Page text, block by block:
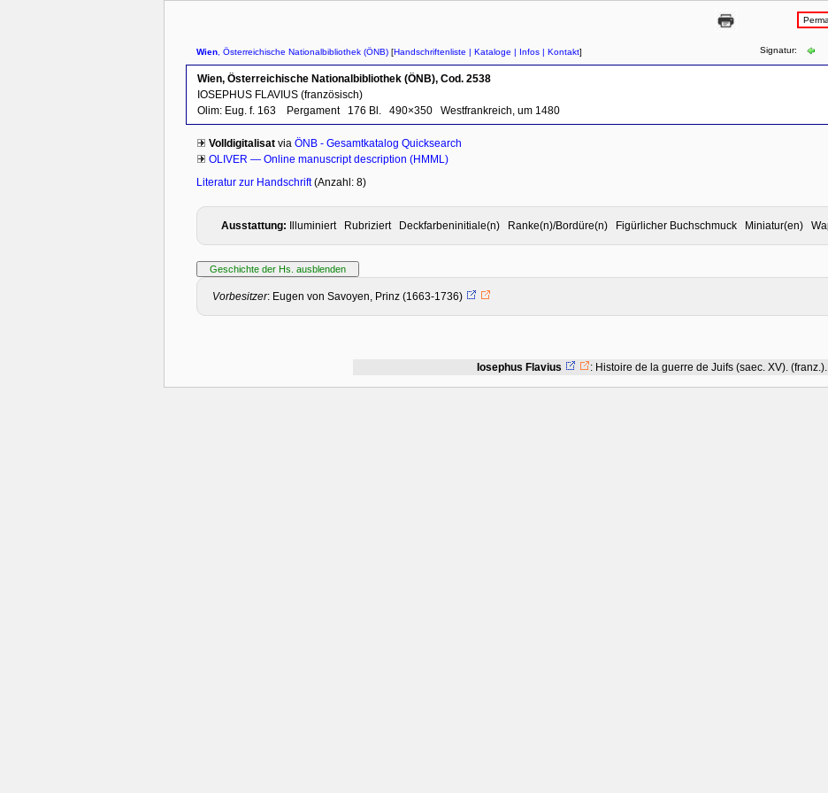
Wien , Österreichische Nationalbibliothek (ÖNB) [Handschriftenliste | Kataloge | Infos | Kontakt] Signatur:
Wien, Österreichische Nationalbibliothek (ÖNB), Cod. 2538
IOSEPHUS FLAVIUS (französisch)
Olim: Eug. f. 163
Pergament 176 Bl. 490×350 Westfrankreich, um 1480
Volldigitalisat via ÖNB - Gesamtkatalog Quicksearch
OLIVER — Online manuscript description (HMML)
Literatur zur Handschrift(Anzahl: 8)
Ausstattung: Illuminiert Rubriziert Deckfarbeninitiale(n) Ranke(n)/Bordüre(n) Figürlicher Buchschmuck Miniatur(en)
Vorbesitzer: Eugen von Savoyen, Prinz (1663-1736)
Iosephus Flavius : Histoire de la guerre de Juifs (saec. XV). (franz.).